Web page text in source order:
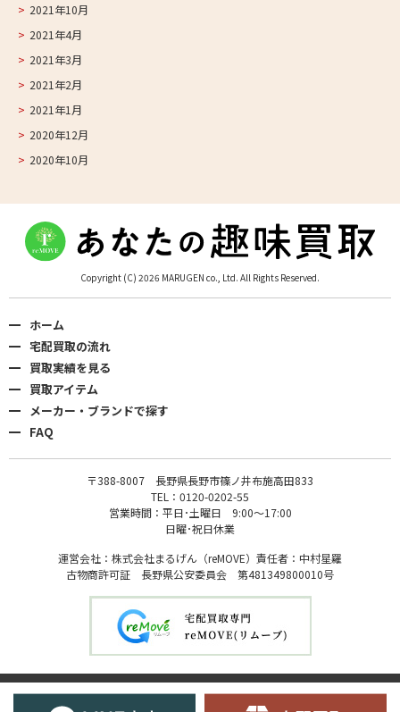
2021年10月
2021年4月
2021年3月
2021年2月
2021年1月
2020年12月
2020年10月
Copyright (C) 2026 MARUGEN co., Ltd. All Rights Reserved.
ホーム
宅配買取の流れ
買取実績を見る
買取アイテム
メーカー・ブランドで探す
FAQ
〒388-8007 長野県長野市篠ノ井布施高田833
TEL：0120-0202-55
営業時間：平日･土曜日 9:00〜17:00
日曜･祝日休業
運営会社：株式会社まるげん（reMOVE）責任者：中村星羅
古物商許可証 長野県公安委員会 第481349800010号